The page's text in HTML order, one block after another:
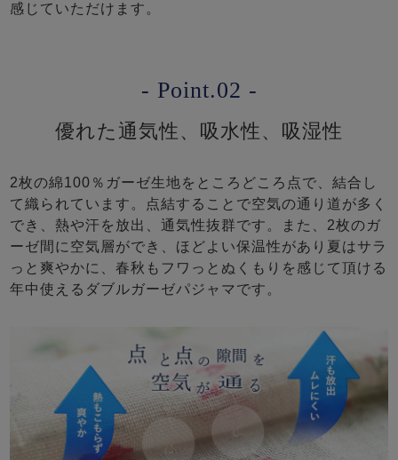
感じていただけます。
- Point.02 -
優れた通気性、吸水性、吸湿性
2枚の綿100％ガーゼ生地をところどころ点で、結合し
て織られています。点結することで空気の通り道が多く
でき、熱や汗を放出、通気性抜群です。また、2枚のガ
ーゼ間に空気層ができ、ほどよい保温性があり夏はサラ
っと爽やかに、春秋もフワっとぬくもりを感じて頂ける
年中使えるダブルガーゼパジャマです。